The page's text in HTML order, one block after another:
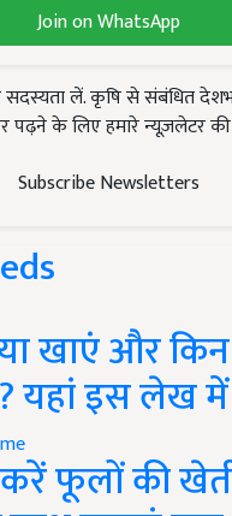
Join on WhatsApp
सदस्यता लें. कृषि से संबंधित
पढ़ने के लिए हमारे न्यूज़लेटर
Subscribe Newsletters
खाएं और
यहां इस लेख में
फूलों की